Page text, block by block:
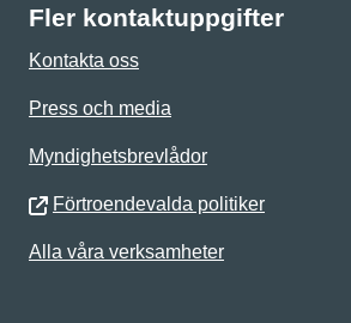
Fler kontaktuppgifter
Kontakta oss
Press och media
Myndighetsbrevlådor
Förtroendevalda politiker
Alla våra verksamheter